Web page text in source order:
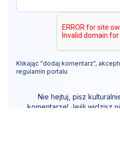
Klikając "dodaj komentarz",
regulamin portalu
Nie hejtuj, pisz
komentarze! Jeśli widzisz